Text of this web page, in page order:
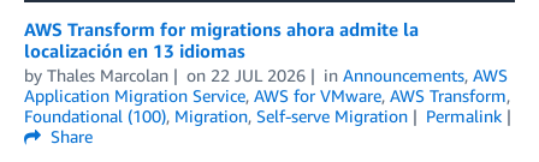
AWS Transform for migrations ahora admite la
localización en 13 idiomas
by Thales Marcolan on 22 JUL 2026 in Announcements, AWS
Application Migration Service, AWS for VMware, AWS Transform,
Foundational (100), Migration, Self-serve Migration
Permalink
Share